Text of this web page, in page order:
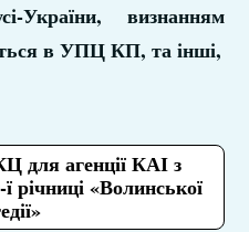
України, визнанням
в УПЦ КП, та інші,
для агенції КАІ з
річниці «Волинської